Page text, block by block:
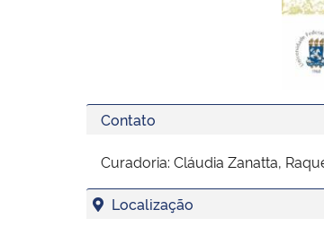
Contato
Curadoria: Cláudia Zanatta,
Localização